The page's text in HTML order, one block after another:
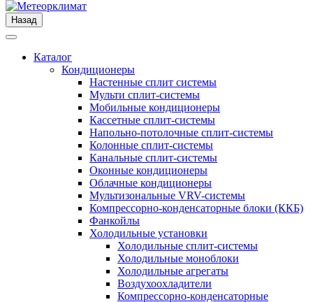
Назад
Каталог
Кондиционеры
Настенные сплит системы
Мульти сплит-системы
Мобильные кондиционеры
Кассетные сплит-системы
Напольно-потолочные сплит-системы
Колонные сплит-системы
Канальные сплит-системы
Оконные кондиционеры
Облачные кондиционеры
Мультизональные VRV-системы
Компрессорно-конденсаторные блоки (ККБ)
Фанкойлы
Холодильные установки
Холодильные сплит-системы
Холодильные моноблоки
Холодильные агрегаты
Воздухоохладители
Компрессорно-конденсаторные